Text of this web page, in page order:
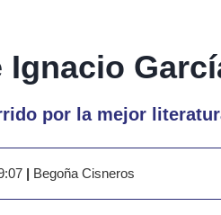
Ignacio
por la mejor
| Begoña Cisneros